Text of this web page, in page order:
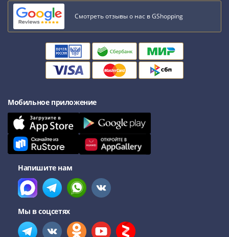
Смотреть отзывы о нас в GShopping
Мобильное приложение
Напишите нам
Мы в соцсетях